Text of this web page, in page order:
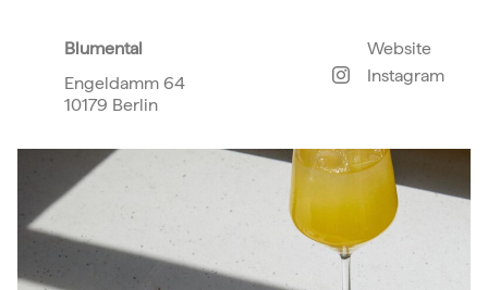
Blumental
Engeldamm 64
10179 Berlin
Website
Instagram